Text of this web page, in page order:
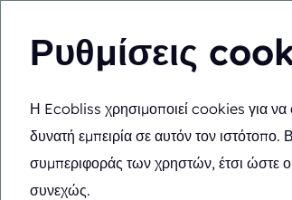
Ρυθμίσεις
Η Ecobliss χρησιμοποιεί cookies για να
δυνατή εμπειρία σε αυτόν τον
συμπεριφοράς των χρηστών, έτσι ώστε ο
συνεχώς.
Μηχανές